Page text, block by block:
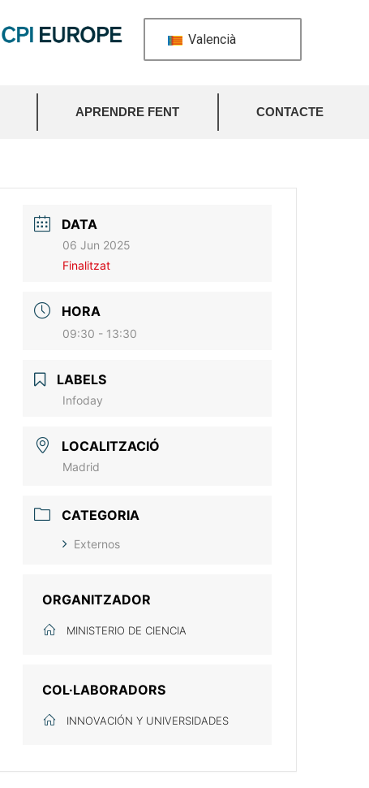
Valencià
APRENDRE FENT CONTACTE
DATA
06 Jun 2025
Finalitzat
HORA
09:30 - 13:30
LABELS
Infoday
LOCALITZACIÓ
Madrid
CATEGORIA
Externos
ORGANITZADOR
MINISTERIO DE CIENCIA
COL·LABORADORS
INNOVACIÓN Y UNIVERSIDADES